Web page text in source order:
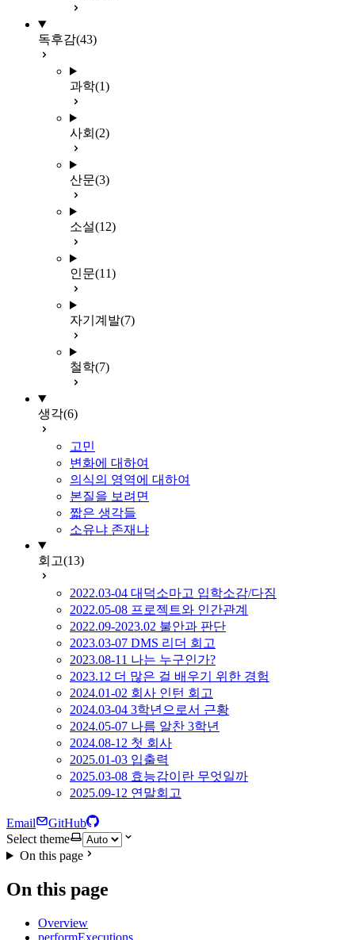
독후감(43)
과학(1)
사회 (2)
산문(3)
소설(12)
인문(11)
자기계발(7)
철학(7)
생각(6)
고민
변화에 대하여
의식의 영역에 대하여
본질을 보려면
짧은 생각들
소유냐 존재냐
회고(13)
2022.03-04 대덕소마고 입학소감/다짐
2022.05-08 프로젝트와 인간관계
2022.09-2023.02 불안과 판단
2023.03-07 DMS 리더 회고
2023.08-11 나는 누구인가?
2023.12 더 많은 걸 배우기 위한 경험
2024.01-02 회사 인턴 회고
2024.03-04 3학년으로서 근황
2024.05-07 나름 알찬 3학년
2024.08-12 첫 회사
2025.01-03 입출력
2025.03-08 효능감이란 무엇일까
2025.09-12 연말회고
Email
GitHub
Select theme
On this page
On this page
Overview
performExecutions